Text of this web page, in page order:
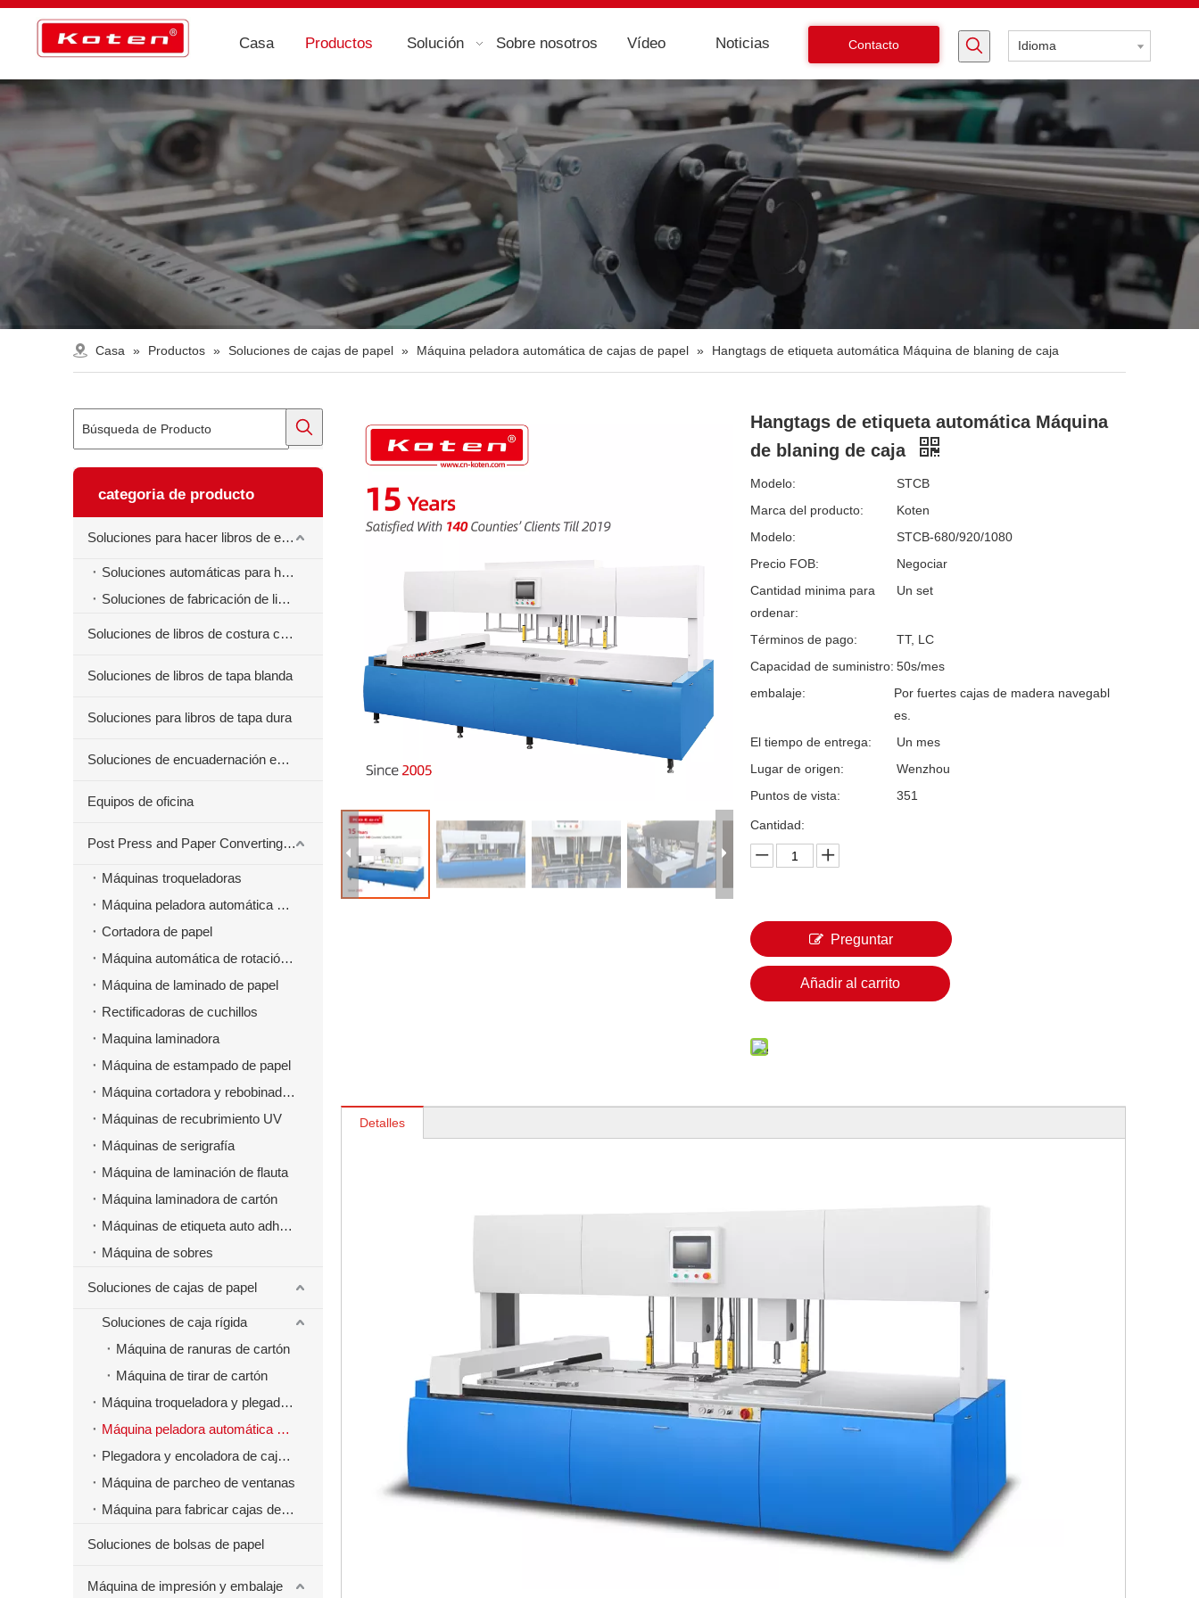
Casa Productos Solución Sobre nosotros Vídeo Noticias Contacto Idioma
Casa » Productos » Soluciones de cajas de papel » Máquina peladora automática de cajas de papel » Hangtags de etiqueta automática Máquina de blaning de caja
categoria de producto
Soluciones para hacer libros de ejercicios
Soluciones automáticas para hacer libros de ejercicios
Soluciones de fabricación de libros de ejercicios semiautomáticos
Soluciones de libros de costura centrales
Soluciones de libros de tapa blanda
Soluciones para libros de tapa dura
Soluciones de encuadernación en espiral para libros
Equipos de oficina
Post Press and Paper Converting Máquinas
Máquinas troqueladoras
Máquina peladora automática para material troquelado
Cortadora de papel
Máquina automática de rotación de papel
Máquina de laminado de papel
Rectificadoras de cuchillos
Maquina laminadora
Máquina de estampado de papel
Máquina cortadora y rebobinadora
Máquinas de recubrimiento UV
Máquinas de serigrafía
Máquina de laminación de flauta
Máquina laminadora de cartón
Máquinas de etiqueta auto adhesivas
Máquina de sobres
Soluciones de cajas de papel
Soluciones de caja rígida
Máquina de ranuras de cartón
Máquina de tirar de cartón
Máquina troqueladora y plegadora
Máquina peladora automática de cajas de papel
Plegadora y encoladora de cajas de papel
Máquina de parcheo de ventanas
Máquina para fabricar cajas de papel de comida rápida para hamburguesas
Soluciones de bolsas de papel
Máquina de impresión y embalaje
Hangtags de etiqueta automática Máquina
de blaning de caja
Modelo:
STCB
Marca del producto:
Koten
Modelo:
STCB-680/920/1080
Precio FOB:
Negociar
Cantidad minima para
ordenar:
Un set
Términos de pago:
TT, LC
Capacidad de suministro: 50s/mes
embalaje:
Por fuertes cajas de madera navegabl
es.
El tiempo de entrega:
Un mes
Lugar de origen:
Wenzhou
Puntos de vista:
351
Cantidad:
Preguntar
Añadir al carrito
Detalles